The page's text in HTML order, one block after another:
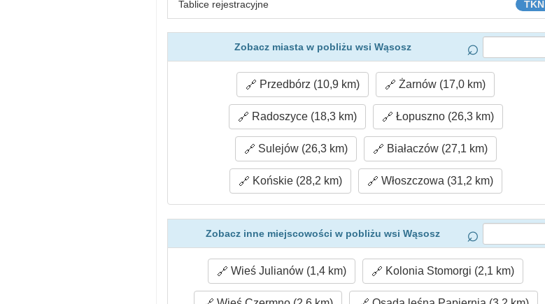
TKN
Tablice rejestracyjne
Zobacz miasta w pobliżu wsi Wąsosz
Przedbórz (10,9 km) Żarnów (17,0 km)
Radoszyce (18,3 km) Łopuszno (26,3 km)
Sulejów (26,3 km) Białaczów (27,1 km)
Końskie (28,2 km) Włoszczowa (31,2 km)
Zobacz inne miejscowości w pobliżu wsi Wąsosz
Wieś Julianów (1,4 km) Kolonia Stomorgi (2,1 km)